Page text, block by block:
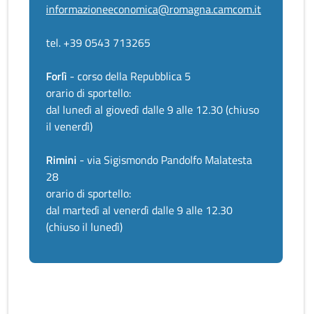
informazioneeconomica@romagna.camcom.it
tel. +39 0543 713265
Forlì - corso della Repubblica 5
orario di sportello:
dal lunedì al giovedì dalle 9 alle 12.30 (chiuso
il venerdì)
Rimini - via Sigismondo Pandolfo Malatesta
28
orario di sportello:
dal martedì al venerdì dalle 9 alle 12.30
(chiuso il lunedì)